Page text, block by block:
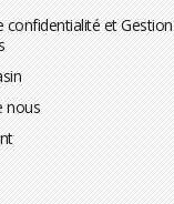
confidentialité et Gestion
nous